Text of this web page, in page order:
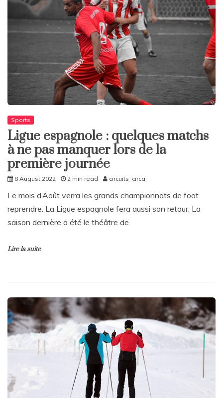
Sports
Ligue espagnole : quelques matchs
à ne pas manquer lors de la
première journée
8 August 2022 2 min read circuits_circa_
Le mois d’Août verra les grands championnats de foot
reprendre. La Ligue espagnole fera aussi son retour. La
saison dernière a été le théâtre de
Lire la suite